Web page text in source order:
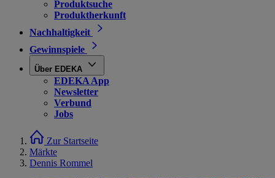
Produktsuche
Produktherkunft
Nachhaltigkeit
Gewinnspiele
Über EDEKA
EDEKA App
Newsletter
Verbund
Jobs
Zur Startseite
Märkte
Dennis Rommel